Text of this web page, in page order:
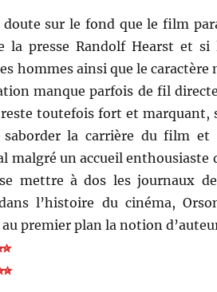
doute sur le fond que le film
la presse Randolf Hearst et
hommes ainsi que le
manque parfois de fil
toutefois fort et marquant,
la carrière du film et
malgré un accueil
mettre à dos les journaux
l’histoire du cinéma,
premier plan la notion